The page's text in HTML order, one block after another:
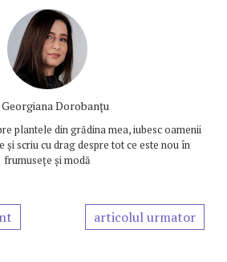
Georgiana Dorobanțu
plantele din grădina mea, iubesc oamenii
și scriu cu drag despre tot ce este nou în
frumusețe și modă
articolul urmator